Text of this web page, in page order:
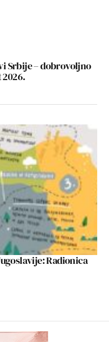
Srbije – dobrovoljno
Radionica